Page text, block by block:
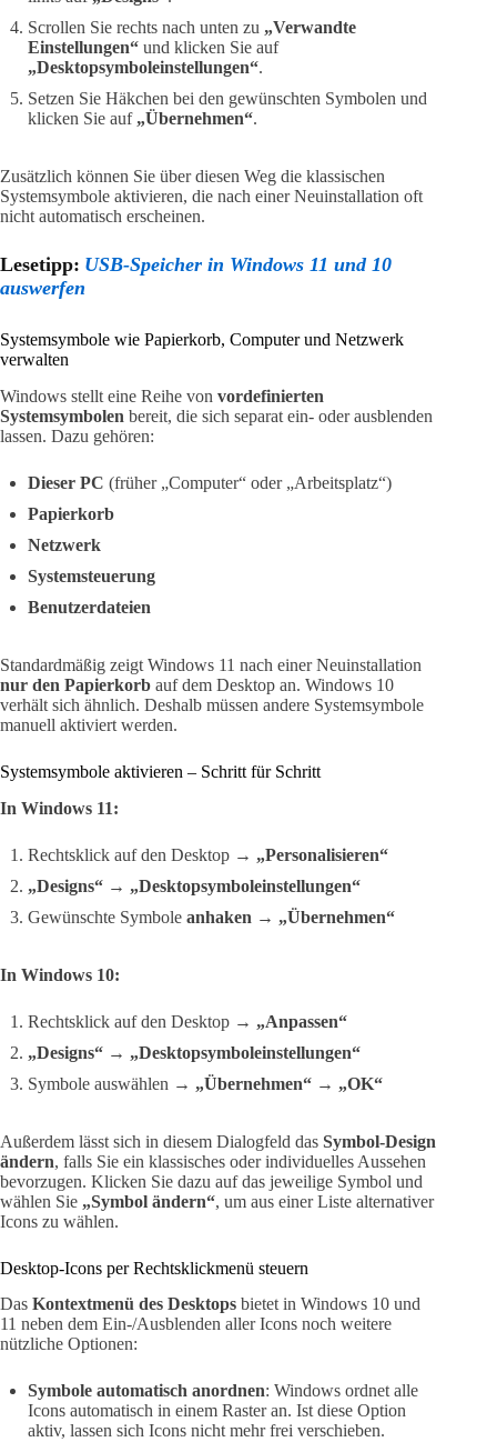
Scrollen Sie rechts nach unten zu „Verwandte
Einstellungen“ und klicken Sie auf
„Desktopsymboleinstellungen“.
Setzen Sie Häkchen bei den gewünschten Symbolen und
klicken Sie auf „Übernehmen“.
Zusätzlich können Sie über diesen Weg die klassischen
Systemsymbole aktivieren, die nach einer Neuinstallation oft
nicht automatisch erscheinen.
Lesetipp: USB-Speicher in Windows 11 und 10
auswerfen
Systemsymbole wie Papierkorb, Computer und Netzwerk
verwalten
Windows stellt eine Reihe von vordefinierten
Systemsymbolen bereit, die sich separat ein- oder ausblenden
lassen. Dazu gehören:
Dieser PC (früher „Computer“ oder „Arbeitsplatz“)
Papierkorb
Netzwerk
Systemsteuerung
Benutzerdateien
Standardmäßig zeigt Windows 11 nach einer Neuinstallation
nur den Papierkorb auf dem Desktop an. Windows 10
verhält sich ähnlich. Deshalb müssen andere Systemsymbole
manuell aktiviert werden.
Systemsymbole aktivieren – Schritt für Schritt
In Windows 11:
Rechtsklick auf den Desktop → „Personalisieren“
„Designs“ → „Desktopsymboleinstellungen“
Gewünschte Symbole anhaken → „Übernehmen“
In Windows 10:
Rechtsklick auf den Desktop → „Anpassen“
„Designs“ → „Desktopsymboleinstellungen“
Symbole auswählen → „Übernehmen“ → „OK“
Außerdem lässt sich in diesem Dialogfeld das Symbol-Design
ändern, falls Sie ein klassisches oder individuelles Aussehen
bevorzugen. Klicken Sie dazu auf das jeweilige Symbol und
wählen Sie „Symbol ändern“, um aus einer Liste alternativer
Icons zu wählen.
Desktop-Icons per Rechtsklickmenü steuern
Das Kontextmenü des Desktops bietet in Windows 10 und
11 neben dem Ein-/Ausblenden aller Icons noch weitere
nützliche Optionen:
Symbole automatisch anordnen: Windows ordnet alle
Icons automatisch in einem Raster an. Ist diese Option
aktiv, lassen sich Icons nicht mehr frei verschieben.